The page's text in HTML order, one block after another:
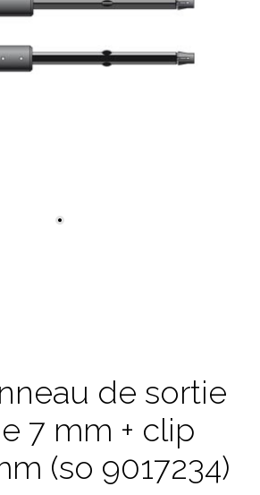
de sortie
7 mm + clip
(so 9017234)